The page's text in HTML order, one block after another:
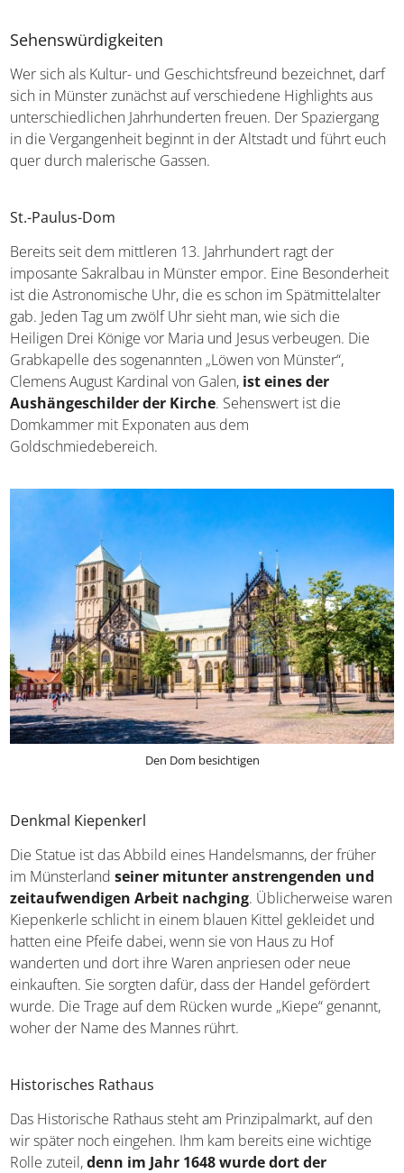
Sehenswürdigkeiten
Wer sich als Kultur- und Geschichtsfreund bezeichnet, darf
sich in Münster zunächst auf verschiedene Highlights aus
unterschiedlichen Jahrhunderten freuen. Der Spaziergang
in die Vergangenheit beginnt in der Altstadt und führt euch
quer durch malerische Gassen.
St.-Paulus-Dom
Bereits seit dem mittleren 13. Jahrhundert ragt der
imposante Sakralbau in Münster empor. Eine Besonderheit
ist die Astronomische Uhr, die es schon im Spätmittelalter
gab. Jeden Tag um zwölf Uhr sieht man, wie sich die
Heiligen Drei Könige vor Maria und Jesus verbeugen. Die
Grabkapelle des sogenannten „Löwen von Münster“,
Clemens August Kardinal von Galen, ist eines der
Aushängeschilder der Kirche. Sehenswert ist die
Domkammer mit Exponaten aus dem
Goldschmiedebereich.
Den Dom besichtigen
Denkmal Kiepenkerl
Die Statue ist das Abbild eines Handelsmanns, der früher
im Münsterlandseiner mitunter anstrengenden und
zeitaufwendigen Arbeit nachging. Üblicherweise waren
Kiepenkerle schlicht in einem blauen Kittel gekleidet und
hatten eine Pfeife dabei, wenn sie von Haus zu Hof
wanderten und dort ihre Waren anpriesen oder neue
einkauften. Sie sorgten dafür, dass der Handel gefördert
wurde. Die Trage auf dem Rücken wurde „Kiepe“ genannt,
woher der Name des Mannes rührt.
Historisches Rathaus
Das Historische Rathaus steht am Prinzipalmarkt, auf den
wir später noch eingehen. Ihm kam bereits eine wichtige
Rolle zuteil,denn im Jahr 1648 wurde dort der